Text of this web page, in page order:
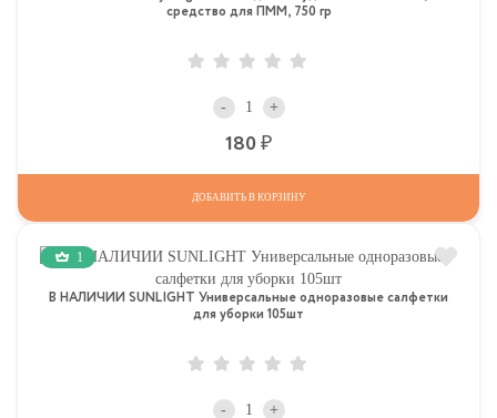
средство для ПММ, 750 гр
- +
180
ДОБАВИТЬ В КОРЗИНУ
1
В НАЛИЧИИ SUNLIGHT Универсальные одноразовые салфетки
для уборки 105шт
- +